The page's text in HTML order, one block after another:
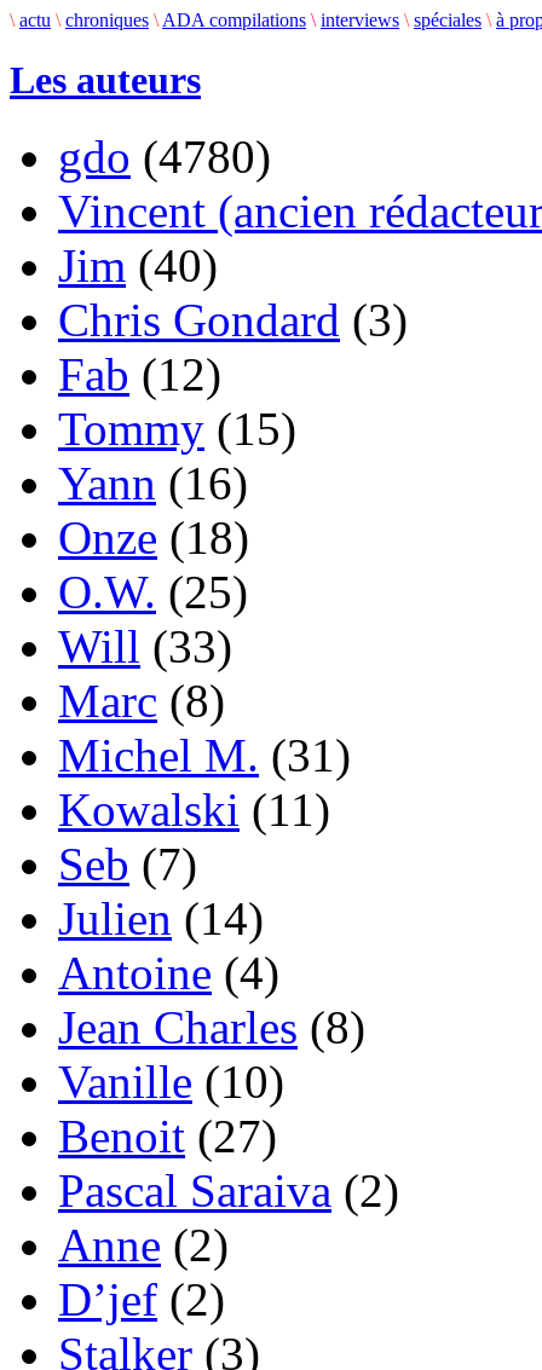
\ actu \ chroniques \ ADA compilations \ interviews \ spéciales \ à
Les auteurs
gdo (4780)
Vincent (ancien
Jim (40)
Chris Gondard (3)
Fab (12)
Tommy (15)
Yann (16)
Onze (18)
O.W. (25)
Will (33)
Marc (8)
Michel M. (31)
Kowalski (11)
Seb (7)
Julien (14)
Antoine (4)
Jean Charles (8)
Vanille (10)
Benoit (27)
Pascal Saraiva (2)
Anne (2)
D’jef (2)
Stalker (3)